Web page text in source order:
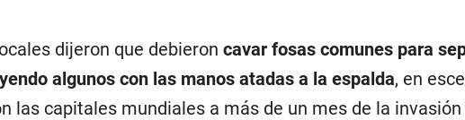
dijeron que debieron cavar fosas comunes para
algunos con las manos atadas a la espalda, en
las capitales mundiales a más de un mes de la invasión